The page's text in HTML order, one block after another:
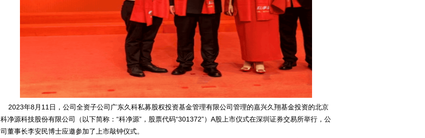
2023年8月11日，公司全资子公司广东久科私募股权投资基金管理有限公司管理的嘉兴久翔基金投资的北京
科净源科技股份有限公司（以下简称：“科净源”，股票代码“301372”）A股上市仪式在深圳证券交易所举行，公
司董事长李安民博士应邀参加了上市敲钟仪式。